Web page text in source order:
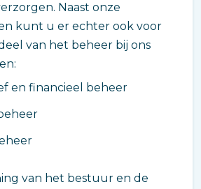
Naast onze
kunt u er echter ook voor
van het beheer bij ons
en financieel beheer
van het bestuur en de